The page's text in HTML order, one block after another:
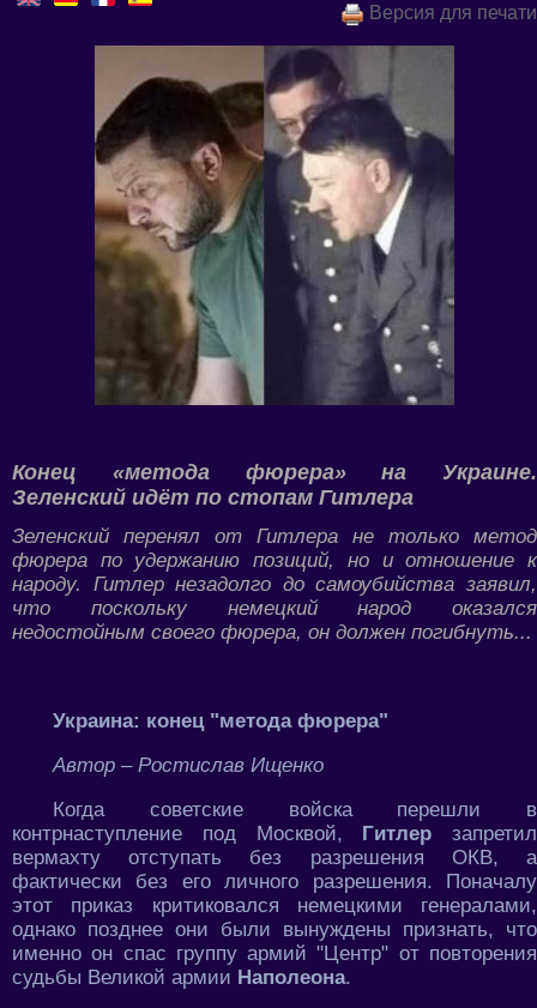
Версия для печати
Конец «метода фюрера» на Украине.
Зеленский идёт по стопам Гитлера
Зеленский перенял от Гитлера не только метод
фюрера по удержанию позиций, но и отношение к
народу. Гитлер незадолго до самоубийства заявил,
что поскольку немецкий народ оказался
недостойным своего фюрера, он должен погибнуть...
Украина: конец "метода фюрера"
Автор – Ростислав Ищенко
Когда советские войска перешли в
контрнаступление под Москвой, Гитлер запретил
вермахту отступать без разрешения ОКВ, а
фактически без его личного разрешения. Поначалу
этот приказ критиковался немецкими генералами,
однако позднее они были вынуждены признать, что
именно он спас группу армий "Центр" от повторения
судьбы Великой армии Наполеона.